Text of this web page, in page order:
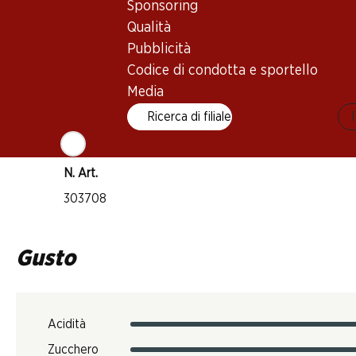
Sponsoring
Qualità
Pubblicità
Codice di condotta e sportello
Media
Ricerca di filiale
James Suckling: 92 punti
Wine Spectator: 86–89 punti
Robert Parker: 88 punti
Temperatura di beva
Impronta di CO2
N. Art.
303708
Gusto
Acidità
Zucchero